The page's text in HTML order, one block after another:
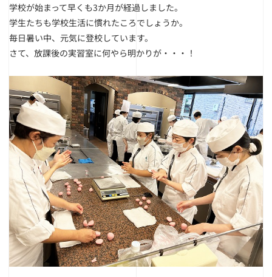
学校が始まって早くも3か月が経過しました。
学生たちも学校生活に慣れたころでしょうか。
毎日暑い中、元気に登校しています。
さて、放課後の実習室に何やら明かりが・・・！